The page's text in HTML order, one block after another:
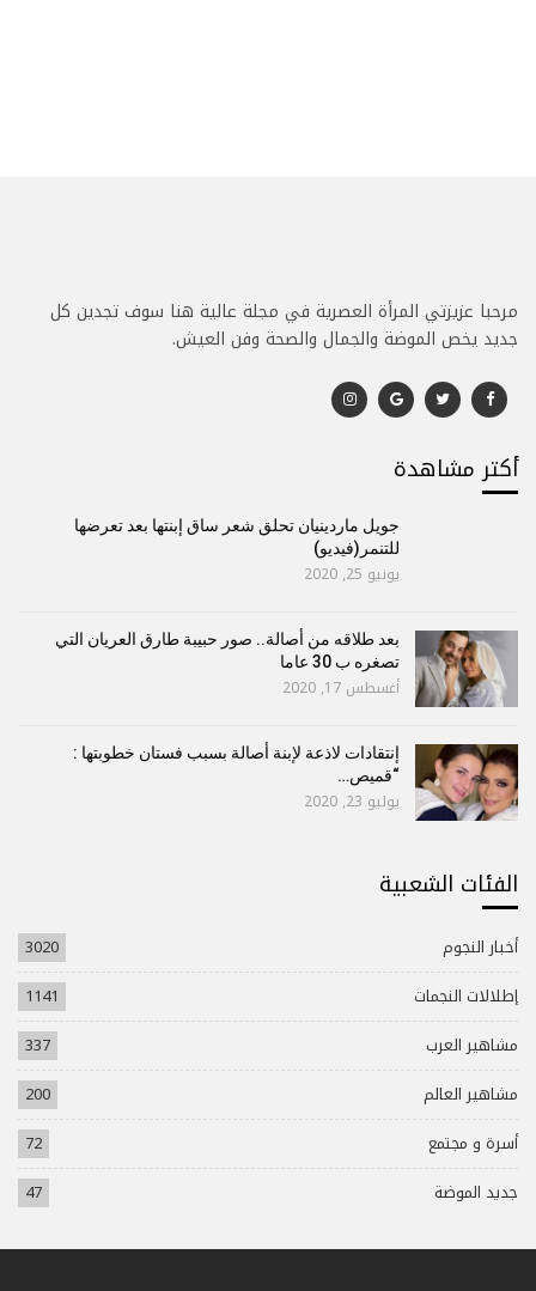
مرحبا عزيزتي المرأة العصرية في مجلة عالية هنا سوف تجدين كل
جديد يخص الموضة والجمال والصحة وفن العيش.
أكتر مشاهدة
جويل ماردينيان تحلق شعر ساق إبنتها بعد تعرضها
للتنمر(فيديو)
يونيو 25, 2020
بعد طلاقه من أصالة.. صور حبيبة طارق العريان التي
تصغره ب 30 عاما
أغسطس 17, 2020
إنتقادات لاذعة لإبنة أصالة بسبب فستان خطوبتها :
“قميص…
يوليو 23, 2020
الفئات الشعبية
أخبار النجوم
3020
إطلالات النجمات
1141
مشاهير العرب
337
مشاهير العالم
200
أسرة و مجتمع
72
جديد الموضة
47